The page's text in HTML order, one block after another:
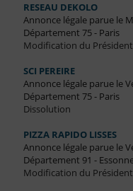
RESEAU DEKOLO
Annonce légale parue le
Département 75 - Paris
Modification du Président
SCI PEREIRE
Annonce légale parue le
Département 75 - Paris
Dissolution
PIZZA RAPIDO LISSES
Annonce légale parue le
Département 91 -
Modification du Président